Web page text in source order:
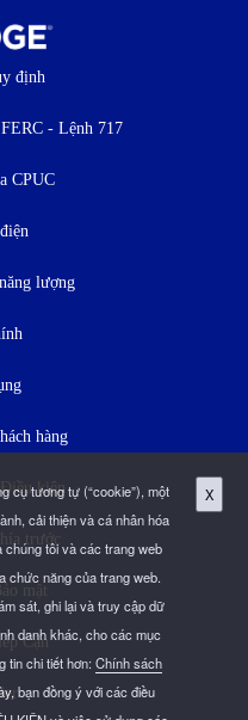
cụ tương tự (“cookie”), một
cải thiện và cá nhân hóa
chúng tôi và các trang web
chức năng của trang web.
sát, ghi lại và truy cập dữ
danh khác, cho các mục
tin chi tiết hơn: Chính sách
bạn đồng ý với các điều
X
định
- Lệnh 717
CPUC
lượng
hàng
kiện
trước
mật
Cận